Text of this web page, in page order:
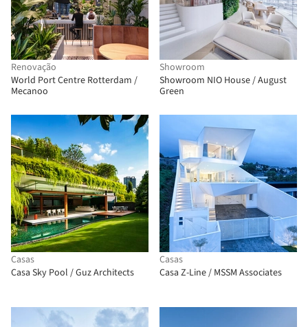
Renovação
World Port Centre Rotterdam /
Mecanoo
Showroom
Showroom NIO House / August
Green
Casas
Casa Sky Pool / Guz Architects
Casas
Casa Z-Line / MSSM Associates